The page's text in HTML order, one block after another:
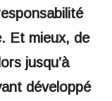
Et mieux, de
jusqu’à
développé